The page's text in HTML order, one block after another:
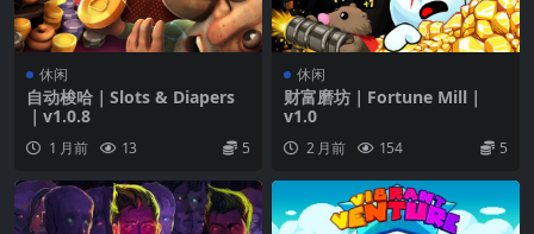
休闲
自动梭哈｜Slots & Diapers
｜v1.0.8
1 月前 13 5
休闲
财富磨坊｜Fortune Mill｜
v1.0
2 月前 154 5